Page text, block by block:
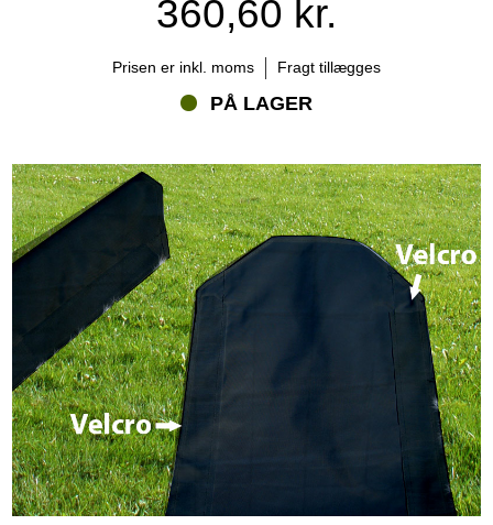
360,60 kr.
Prisen er inkl. moms Fragt tillægges
PÅ LAGER